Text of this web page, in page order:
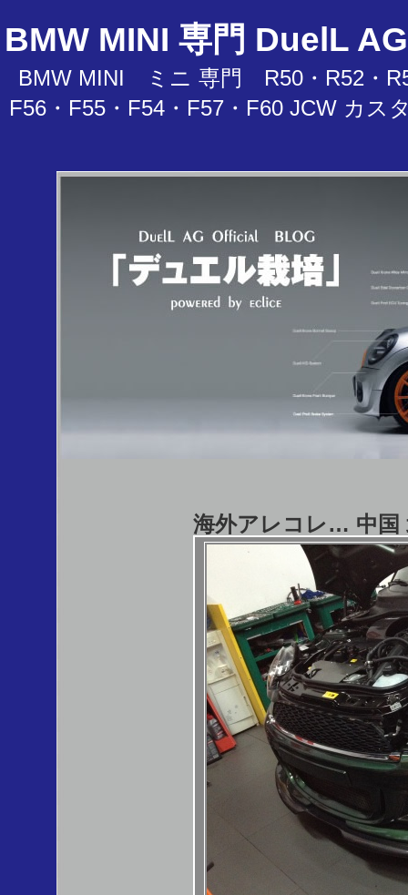
BMW MINI 専門 DuelL
BMW MINI ミニ 専門 R50・R52・
F56・F55・F54・F57・F60 JCW カ
海外アレコレ… 中国